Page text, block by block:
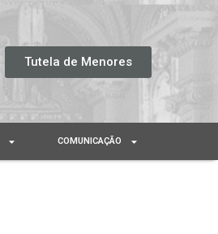
Tutela de Menores
COMUNICAÇÃO